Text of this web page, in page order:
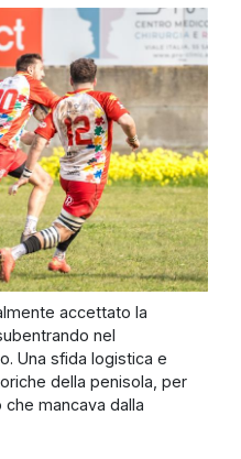
accettato la
nel
Una sfida logistica e
della penisola, per
mancava dalla